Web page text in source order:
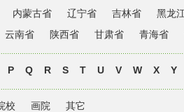
内蒙古省 辽宁省 吉林省 黑龙
云南省 陕西省 甘肃省 青海省
P Q R S T U V W X Y
校 画院 其它